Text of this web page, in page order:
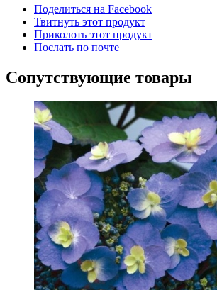
Поделиться на Facebook
Твитнуть этот продукт
Приколоть этот продукт
Послать по почте
Сопутствующие товары